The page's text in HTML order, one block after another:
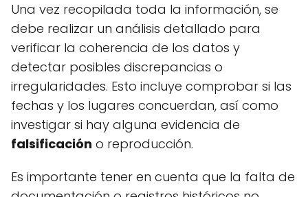
Una vez recopilada toda la información, se
debe realizar un análisis detallado para
verificar la coherencia de los datos y
detectar posibles discrepancias o
irregularidades. Esto incluye comprobar si las
fechas y los lugares concuerdan, así como
investigar si hay alguna evidencia de
falsificación o reproducción.
Es importante tener en cuenta que la falta de